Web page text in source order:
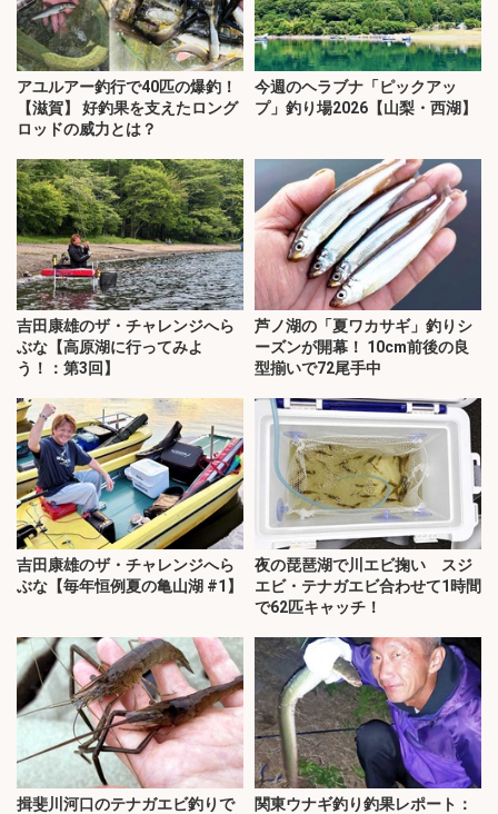
アユルアー釣行で40匹の爆釣！
【滋賀】 好釣果を支えたロング
ロッドの威力とは？
今週のヘラブナ「ピックアッ
プ」釣り場2026【山梨・西湖】
吉田康雄のザ・チャレンジへら
ぶな【高原湖に行ってみよ
う！：第3回】
芦ノ湖の「夏ワカサギ」釣りシ
ーズンが開幕！ 10cm前後の良
型揃いで72尾手中
吉田康雄のザ・チャレンジへら
ぶな【毎年恒例夏の亀山湖 #1】
夜の琵琶湖で川エビ掬い スジ
エビ・テナガエビ合わせて1時間
で62匹キャッチ！
揖斐川河口のテナガエビ釣りで
関東ウナギ釣り釣果レポート：